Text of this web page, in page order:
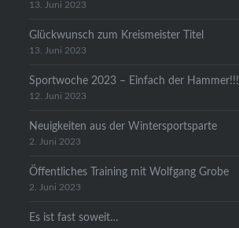
13. Juni 2023
Glückwunsch zum Kreismeister Titel
13. Juni 2023
Sportwoche 2023 – Einfach der Hammer!!!
12. Juni 2023
Neuigkeiten aus der Wintersportsparte
2. Juni 2023
Öffentliches Training mit Wolfgang Grobe
2. Juni 2023
Es ist fast soweit…